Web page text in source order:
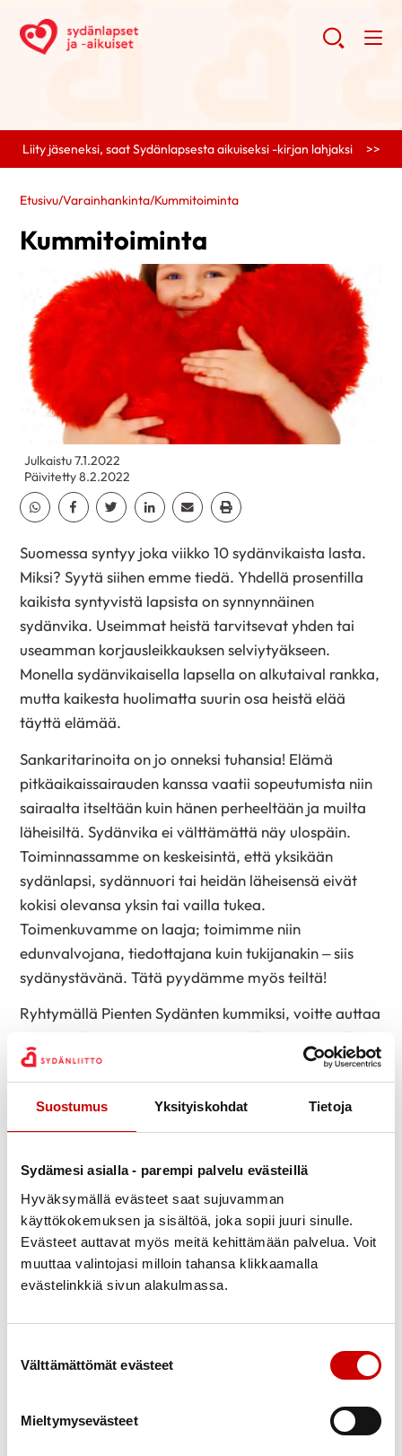
Suostumus Yksityiskohdat Tietoja
Sydämesi asialla - parempi palvelu evästeillä
Hyväksymällä evästeet saat sujuvamman
käyttökokemuksen ja sisältöä, joka sopii juuri sinulle.
Evästeet auttavat myös meitä kehittämään palvelua. Voit
muuttaa valintojasi milloin tahansa klikkaamalla
evästelinkkiä sivun alakulmassa.
Välttämättömät evästeet
Mieltymysevästeet
Liity jäseneksi, saat Sydänlapsesta aikuiseksi -kirjan lahjaksi >>
Etusivu/Varainhankinta/Kummitoiminta
Kummitoiminta
Julkaistu 7.1.2022
Päivitetty 8.2.2022
Jaa Whatsapp
Jaa Facebook
Jaa TwitterJaa Linkedin
Jaa EmailJaa Print
Suomessa syntyy joka viikko 10 sydänvikaista lasta.
Miksi? Syytä siihen emme tiedä. Yhdellä prosentilla
kaikista syntyvistä lapsista on synnynnäinen
sydänvika. Useimmat heistä tarvitsevat yhden tai
useamman korjausleikkauksen selviytyäkseen.
Monella sydänvikaisella lapsella on alkutaival rankka,
mutta kaikesta huolimatta suurin osa heistä elää
täyttä elämää.
Sankaritarinoita on jo onneksi tuhansia! Elämä
pitkäaikaissairauden kanssa vaatii sopeutumista niin
sairaalta itseltään kuin hänen perheeltään ja muilta
läheisiltä. Sydänvika ei välttämättä näy ulospäin.
Toiminnassamme on keskeisintä, että yksikään
sydänlapsi, sydännuori tai heidän läheisensä eivät
kokisi olevansa yksin tai vailla tukea.
Toimenkuvamme on laaja; toimimme niin
edunvalvojana, tiedottajana kuin tukijanakin – siis
sydänystävänä. Tätä pyydämme myös teiltä!
Ryhtymällä Pienten Sydänten kummiksi, voitte auttaa
meitä tärkeässä työssämme pienellä vuosittaisella tai
kuukausittaisella panoksella. Kummius on voimassa
aina vuoden kerrallaan ja sen voi päättää
ilmoituksella. Pienten Sydänten Kummit saavat hyvän
mielen lisäksi halutessaan näkyvyyttä myös
Laajemmasta yhteistyöstä tai yhteistyömuodoista
voidaan sopia erikseen.
Kummitoiminnalla kerätyt varat käytetään
kokonaisuudessaan sydänvikaisten lasten, nuorten
sekä heidän perheidensä tukemiseen mm.
hoitohenkilökunnan koulutuksen ja alueellisen
"*" näyttää pakolliset kentät